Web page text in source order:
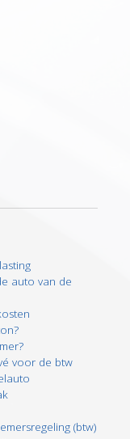
auto van de
voor de btw
(btw)